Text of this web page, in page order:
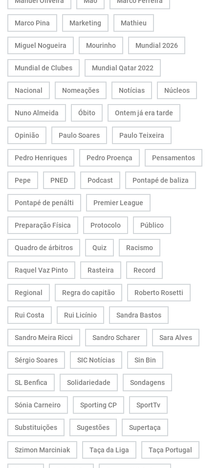
Marco Pina Marketing Mathieu
Miguel Nogueira Mourinho Mundial 2026
Mundial de Clubes Mundial Qatar 2022
Nacional Nomeações Notícias Núcleos
Nuno Almeida Óbito Ontem já era tarde
Opinião Paulo Soares Paulo Teixeira
Pedro Henriques Pedro Proença Pensamentos
Pepe PNED Podcast Pontapé de baliza
Pontapé de penálti Premier League
Preparação Física Protocolo Público
Quadro de árbitros Quiz Racismo
Raquel Vaz Pinto Rasteira Record
Regional Regra do capitão Roberto Rosetti
Rui Costa Rui Licínio Sandra Bastos
Sandro Meira Ricci Sandro Scharer Sara Alves
Sérgio Soares SIC Notícias Sin Bin
SL Benfica Solidariedade Sondagens
Sónia Carneiro Sporting CP SportTv
Substituições Sugestões Supertaça
Szimon Marciniak Taça da Liga Taça Portugal